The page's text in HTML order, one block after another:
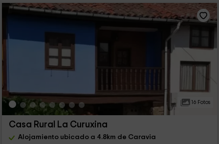
16 Fotos
Casa Rural La Curuxina
Alojamiento ubicado a 4.8km de Caravia